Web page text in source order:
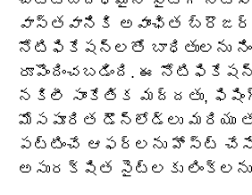
వాస్తవానికి అవాంఛిత బ్రౌజర్
నోటిఫికేషన్‌లతో బాధితులను
రూపొందించబడింది. ఈ
నకిలీ సాంకేతిక మద్దతు,
మోసపూరిత డౌన్‌లోడ్‌లు మరియు
పట్టించే ఆఫర్‌లను హోస్ట్
అసురక్షిత సైట్‌లకు